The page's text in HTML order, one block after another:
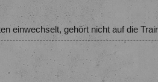
einwechselt, gehört nicht auf die